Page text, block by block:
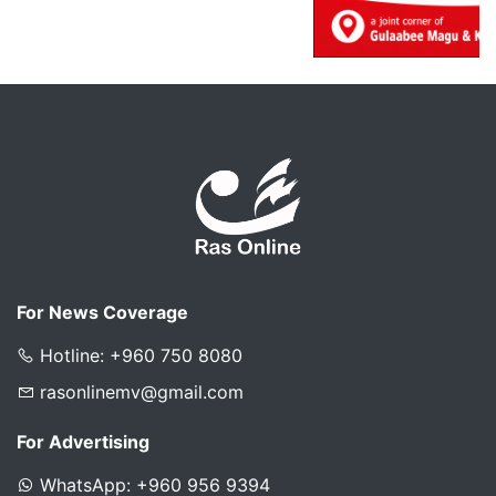
For News Coverage
Hotline: +960 750 8080
rasonlinemv@gmail.com
For Advertising
WhatsApp: +960 956 9394